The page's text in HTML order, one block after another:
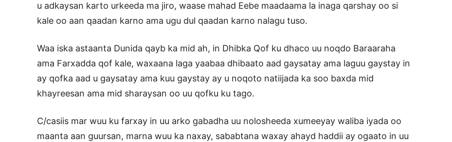
u adkaysan karto urkeeda ma jiro, waase mahad Eebe maadaama la inaga qarshay oo si
kale oo aan qaadan karno ama ugu dul qaadan karno nalagu tuso.
Waa iska astaanta Dunida qayb ka mid ah, in Dhibka Qof ku dhaco uu noqdo Baraaraha
ama Farxadda qof kale, waxaana laga yaabaa dhibaato aad gaysatay ama laguu gaystay in
ay qofka aad u gaysatay ama kuu gaystay ay u noqoto natiijada ka soo baxda mid
khayreesan ama mid sharaysan oo uu qofku ku tago.
C/casiis mar wuu ku farxay in uu arko gabadha uu nolosheeda xumeeyay waliba iyada oo
maanta aan guursan, marna wuu ka naxay, sababtana waxay ahayd haddii ay ogaato in uu